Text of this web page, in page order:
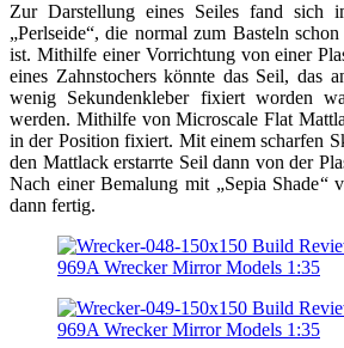
Zur Darstellung eines Seiles fand sich
„Perlseide“, die normal zum Basteln
ist. Mithilfe einer Vorrichtung von einer
eines Zahnstochers könnte das Seil, das
wenig Sekundenkleber fixiert worden
werden. Mithilfe von Microscale Flat
in der Position fixiert. Mit einem scharfen
den Mattlack erstarrte Seil dann von der
Nach einer Bemalung mit „Sepia Shade“
dann fertig.